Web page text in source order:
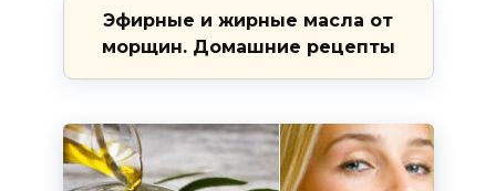
Эфирные и жирные масла от
морщин. Домашние рецепты